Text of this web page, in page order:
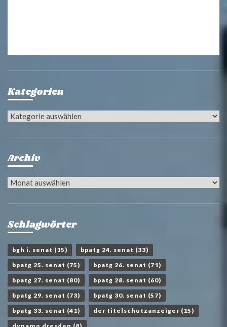
Kategorien
Kategorien
Archiv
Archiv
Schlagwörter
bgh i. senat (15) bpatg 24. senat (33)
bpatg 25. senat (75) bpatg 26. senat (71)
bpatg 27. senat (80) bpatg 28. senat (60)
bpatg 29. senat (73) bpatg 30. senat (57)
bpatg 33. senat (41) der titelschutzanzeiger (15)